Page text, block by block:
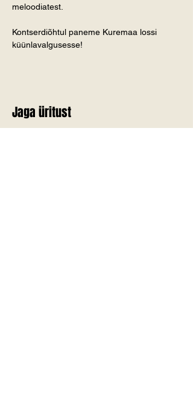
meloodiatest.
Kontserdiõhtul paneme Kuremaa lossi
küünlavalgusesse!
Jaga üritust